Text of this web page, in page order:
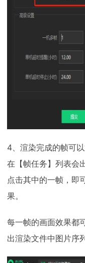
4、渲染完成的帧可
在【帧任务】列表会
点击其中的一帧，即
果。
每一帧的画面效果都
出渲染文件中图片序